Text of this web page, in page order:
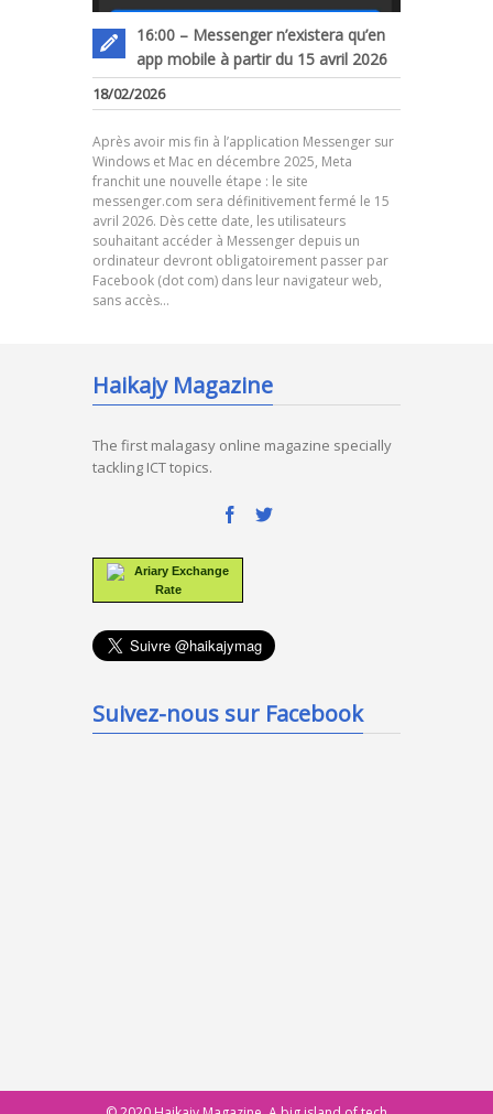
16:00 – Messenger n’existera qu’en
app mobile à partir du 15 avril 2026
18/02/2026
Après avoir mis fin à l’application Messenger sur
Windows et Mac en décembre 2025, Meta
franchit une nouvelle étape : le site
messenger.com sera définitivement fermé le 15
avril 2026. Dès cette date, les utilisateurs
souhaitant accéder à Messenger depuis un
ordinateur devront obligatoirement passer par
Facebook (dot com) dans leur navigateur web,
sans accès…
Haikajy Magazine
The first malagasy online magazine specially
tackling ICT topics.
Ariary Exchange
Rate
Suivez-nous sur Facebook